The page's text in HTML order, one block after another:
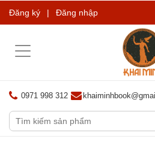
Đăng ký | Đăng nhập
Toggle
0971 998 312